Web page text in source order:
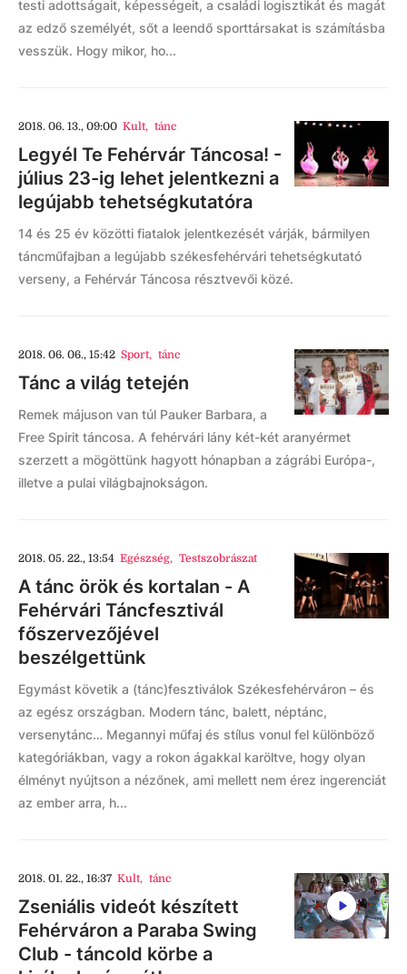
testi adottságait, képességeit, a családi logisztikát és magát
az edző személyét, sőt a leendő sporttársakat is számításba
vesszük. Hogy mikor, ho...
2018. 06. 13., 09:00 Kult, tánc
Legyél Te Fehérvár Táncosa! -
július 23-ig lehet jelentkezni a
legújabb tehetségkutatóra
14 és 25 év közötti fiatalok jelentkezését várják, bármilyen
táncműfajban a legújabb székesfehérvári tehetségkutató
verseny, a Fehérvár Táncosa résztvevői közé.
2018. 06. 06., 15:42 Sport, tánc
Tánc a világ tetején
Remek májuson van túl Pauker Barbara, a
Free Spirit táncosa. A fehérvári lány két-két aranyérmet
szerzett a mögöttünk hagyott hónapban a zágrábi Európa-,
illetve a pulai világbajnokságon.
2018. 05. 22., 13:54 Egészség, Testszobrászat
A tánc örök és kortalan - A
Fehérvári Táncfesztivál
főszervezőjével
beszélgettünk
Egymást követik a (tánc)fesztiválok Székesfehérváron – és
az egész országban. Modern tánc, balett, néptánc,
versenytánc… Megannyi műfaj és stílus vonul fel különböző
kategóriákban, vagy a rokon ágakkal karöltve, hogy olyan
élményt nyújtson a nézőnek, ami mellett nem érez ingerenciát
az ember arra, h...
2018. 01. 22., 16:37 Kult, tánc
Zseniális videót készített
Fehérváron a Paraba Swing
Club - táncold körbe a